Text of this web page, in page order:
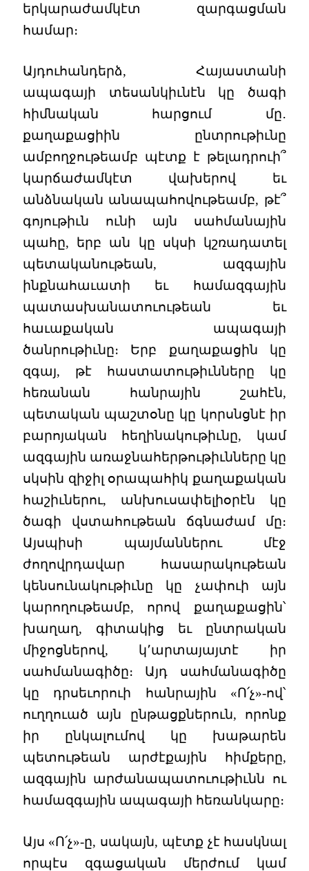
երկարաժամկէտ զարգացման
համար։
Այդուհանդերձ, Հայաստանի
ապագայի տեսանկիւնէն կը ծագի
հիմնական հարցում մը․
քաղաքացիին ընտրութիւնը
ամբողջութեամբ պէտք է թելադրուի՞
կարճաժամկէտ վախերով եւ
անձնական անապահովութեամբ, թէ՞
գոյութիւն ունի այն սահմանային
պահը, երբ ան կը սկսի կշռադատել
պետականութեան, ազգային
ինքնահաւատի եւ համազգային
պատասխանատուութեան եւ
հաւաքական ապագայի
ծանրութիւնը։ Երբ քաղաքացին կը
զգայ, թէ հաստատութիւնները կը
հեռանան հանրային շահէն,
պետական պաշտօնը կը կորսնցնէ իր
բարոյական հեղինակութիւնը, կամ
ազգային առաջնահերթութիւնները կը
սկսին զիջիլ օրապահիկ քաղաքական
հաշիւներու, անխուսափելիօրէն կը
ծագի վստահութեան ճգնաժամ մը։
Այսպիսի պայմաններու մէջ
ժողովրդավար հասարակութեան
կենսունակութիւնը կը չափուի այն
կարողութեամբ, որով քաղաքացին՝
խաղաղ, գիտակից եւ ընտրական
միջոցներով, կ՚արտայայտէ իր
սահմանագիծը։ Այդ սահմանագիծը
կը դրսեւորուի հանրային «Ո՛չ»-ով՝
ուղղուած այն ընթացքներուն, որոնք
իր ընկալումով կը խաթարեն
պետութեան արժէքային հիմքերը,
ազգային արժանապատուութիւնն ու
համազգային ապագայի հեռանկարը։
Այս «Ո՛չ»-ը, սակայն, պէտք չէ հասկնալ
որպէս զգացական մերժում կամ